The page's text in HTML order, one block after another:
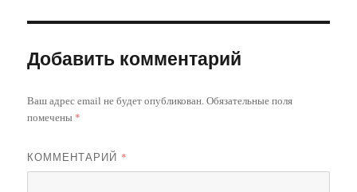
Добавить комментарий
Ваш адрес email не будет опубликован. Обязательные поля
помечены *
КОММЕНТАРИЙ *